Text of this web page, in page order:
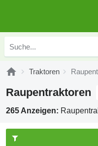
Traktoren
Raupentraktoren
265 Anzeigen: